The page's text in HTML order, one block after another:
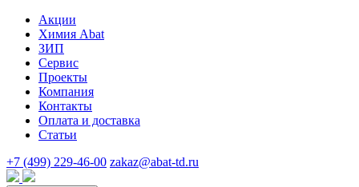
Акции
Химия Abat
ЗИП
Сервис
Проекты
Компания
Контакты
Оплата и доставка
Статьи
+7 (499) 229-46-00 zakaz@abat-td.ru